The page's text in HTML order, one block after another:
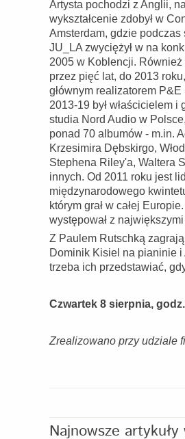
Artysta pochodzi z Anglii,
wykształcenie zdobył w
Amsterdam, gdzie podczas
JU_LA zwyciężył w na
2005 w Koblencji. Również
przez pięć lat, do 2013
głównym realizatorem
2013-19 był właścicielem i
studia Nord Audio w
ponad 70 albumów - m.in.
Krzesimira Dębskirgo,
Stephena Riley'a, Waltera
innych. Od 2011 roku jest
międzynarodowego
którym grał w całej
występował z
Z Paulem Rutschką
Dominik Kisiel na pianinie
trzeba ich przedstawiać,
Czwartek 8 sierpnia,
Zrealizowano przy udziale
Najnowsze